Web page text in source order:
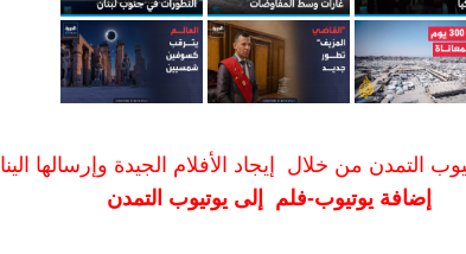
التمدن من خلال إيجاد الأفلام الجيدة وإرسالها الينا
إضافة يوتيوب-فلم إلى يوتيوب التمدن